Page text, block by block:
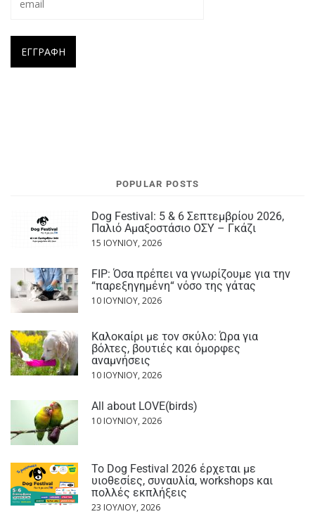
POPULAR POSTS
Dog Festival: 5 & 6 Σεπτεμβρίου 2026,
Παλιό Αμαξοστάσιο ΟΣΥ – Γκάζι
15 ΙΟΥΝΊΟΥ, 2026
FIP: Όσα πρέπει να γνωρίζουμε για την
“παρεξηγημένη“ νόσο της γάτας
10 ΙΟΥΝΊΟΥ, 2026
Καλοκαίρι με τον σκύλο: Ώρα για
βόλτες, βουτιές και όμορφες
αναμνήσεις
10 ΙΟΥΝΊΟΥ, 2026
All about LOVE(birds)
10 ΙΟΥΝΊΟΥ, 2026
Το Dog Festival 2026 έρχεται με
υιοθεσίες, συναυλία, workshops και
πολλές εκπλήξεις
23 ΙΟΥΛΊΟΥ, 2026